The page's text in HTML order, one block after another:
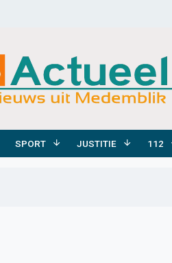
SPORT JUSTITIE 112